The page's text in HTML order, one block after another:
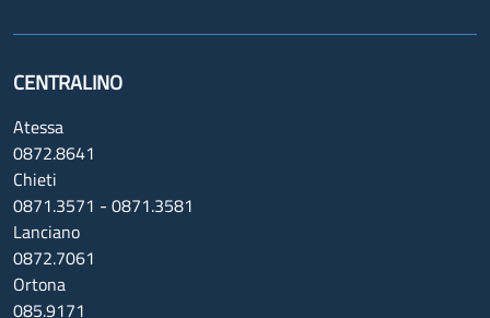
CENTRALINO
Atessa
0872.8641
Chieti
0871.3571 - 0871.3581
Lanciano
0872.7061
Ortona
085.9171